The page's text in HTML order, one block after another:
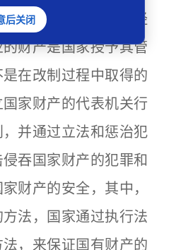
，不是全民所有制经
财产是国家授予其管
在改制过程中取得的
家财产的代表机关行
并通过立法和惩治犯
吞国家财产的犯罪和
财产的安全，其中，
法，国家通过执行法
，来保证国有财产的
后关闭